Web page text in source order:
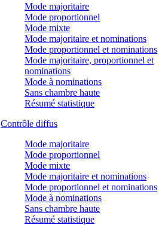
Mode majoritaire
Mode proportionnel
Mode mixte
Mode majoritaire et nominations
Mode proportionnel et nominations
Mode majoritaire, proportionnel et
nominations
Mode à nominations
Sans chambre haute
Résumé statistique
Contrôle diffus
Mode majoritaire
Mode proportionnel
Mode mixte
Mode majoritaire et nominations
Mode proportionnel et nominations
Mode à nominations
Sans chambre haute
Résumé statistique